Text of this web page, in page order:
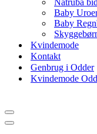
Natruba
Baby
Baby
Kvindemode
Kontakt
Genbrug i Odder
Kvindemode
Navigation
menu
Navigation